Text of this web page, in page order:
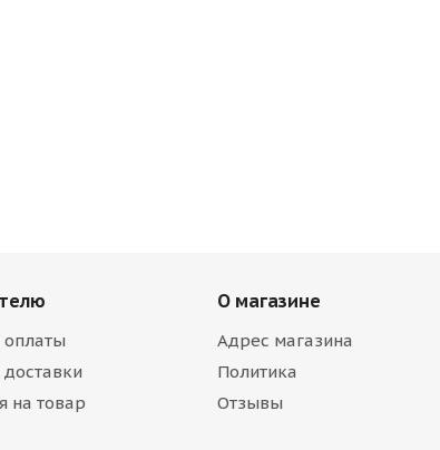
оплаты
на товар
О магазине
Адрес магазина
Политика
Отзывы